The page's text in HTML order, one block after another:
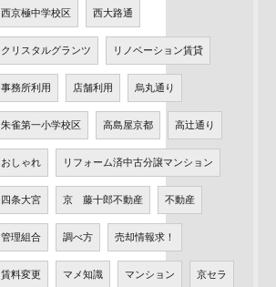
西京極中学校区 西大路通
クリスタルグランツ リノベーション賃貸
事務所利用 店舗利用 烏丸通り
朱雀第一小学校区 高島屋京都 高辻通り
おしゃれ リフォーム済中古分譲マンション
四条大宮 京 藤十郎不動産 不動産
管理組合 調べ方 売却情報求！
賃料変更 マメ知識 マンション 京セラ